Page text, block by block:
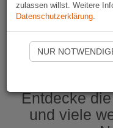
Entdecke
und viele
zulassen willst. Weitere
Datenschutzerklärung.
NUR